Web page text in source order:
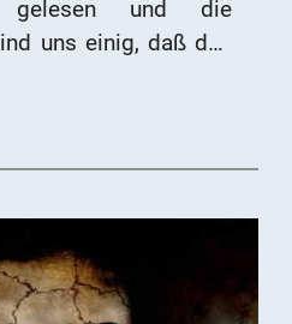
gelesen und die
uns einig, daß das
Satire